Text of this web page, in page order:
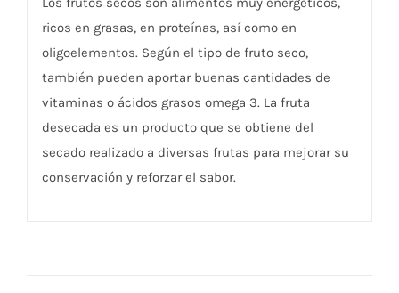
ricos en grasas, en proteínas, así como en
oligoelementos. Según el tipo de fruto seco,
también pueden aportar buenas cantidades de
vitaminas o ácidos grasos omega 3. La fruta
desecada es un producto que se obtiene del
secado realizado a diversas frutas para mejorar su
conservación y reforzar el sabor.